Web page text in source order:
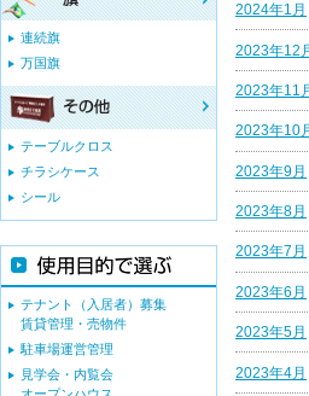
2024年1月
2023年12
2023年11
2023年10
2023年9月
2023年8月
2023年7月
2023年6月
2023年5月
2023年4月
連続旗
万国旗
テーブルクロス
チラシケース
シール
テナント（入居者）募集
賃貸管理・売物件
駐車場運営管理
見学会・内覧会